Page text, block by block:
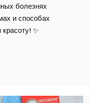
болезнях
и способах
✨